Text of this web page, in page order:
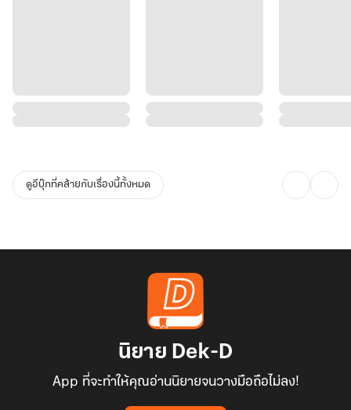
ดูอีบุ๊กที่คล้ายกับเรื่องนี้ทั้งหมด
นิยาย Dek-D
App ที่จะทำให้คุณอ่านนิยายจนวางมือถือไม่ลง!